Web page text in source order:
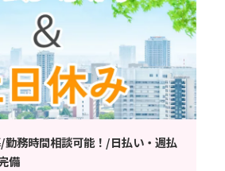
/勤務時間相談可能！/日払い・週払
備